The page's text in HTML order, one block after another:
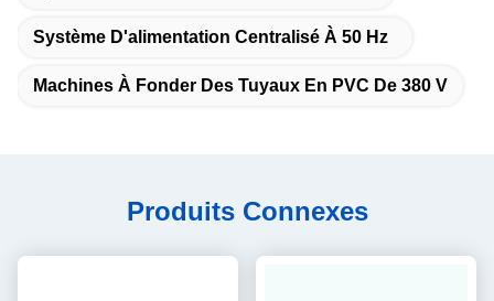
Système D'alimentation Centralisé À 50 Hz
Machines À Fonder Des Tuyaux En PVC De 380 V
Produits Connexes